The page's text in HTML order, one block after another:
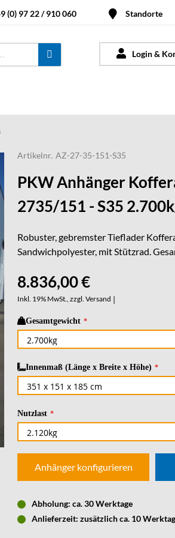
(0) 97 22 / 910 060 Standorte
Login &
Artikelnr. AZ-27-35-151-S35
PKW Anhänger
2735/151 - S35
Robuster, gebremster Tieflader
Sandwichpolyester, mit Stützrad.
8.836,00 €
Inkl. 19% MwSt., zzgl.Versand |
Gesamtgewicht
Innenmaß (Länge x Breite x Höhe)
Nutzlast
Anhänger konfigurieren
Abholung: ca. 30 Werktage
Anlieferzeit: zusätzlich ca. 10